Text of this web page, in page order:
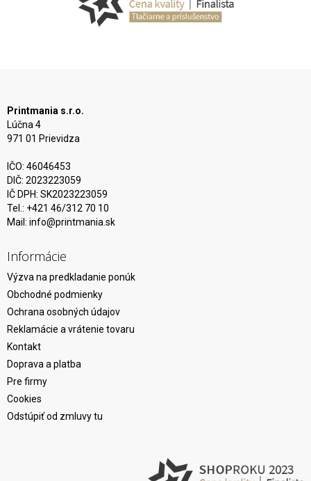
Printmania s.r.o.
Lúčna 4
971 01 Prievidza
IČO: 46046453
DIČ: 2023223059
IČ DPH: SK2023223059
Tel.: +421 46/312 70 10
Mail: info@printmania.sk
Informácie
Výzva na predkladanie ponúk
Obchodné podmienky
Ochrana osobných údajov
Reklamácie a vrátenie tovaru
Kontakt
Doprava a platba
Pre firmy
Cookies
Odstúpiť od zmluvy tu